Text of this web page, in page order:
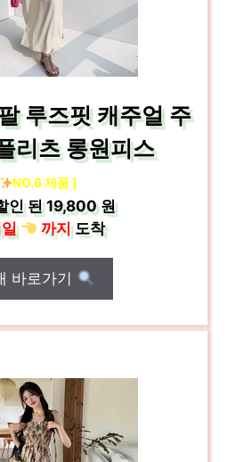
루즈핏 캐주얼 주
리츠 롱원피스
NO.6 제품 ]
인 된19,800 원
일
까지도착
바로가기